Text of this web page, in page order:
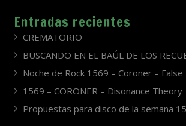
Entradas recientes
CREMATORIO
BUSCANDO EN EL BAÚL DE LOS
Noche de Rock 1569 – Coroner –
1569 – CORONER – Disonance Theory
Propuestas para disco de la semana